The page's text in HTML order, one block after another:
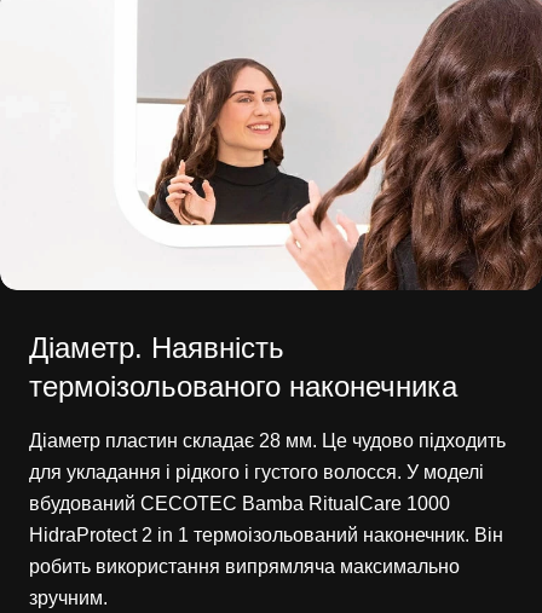
Діаметр. Наявність
термоізольованого наконечника
Діаметр пластин складає 28 мм. Це чудово підходить
для укладання і рідкого і густого волосся. У моделі
вбудований CECOTEC Bamba RitualCare 1000
HidraProtect 2 in 1 термоізольований наконечник. Він
робить використання випрямляча максимально
зручним.